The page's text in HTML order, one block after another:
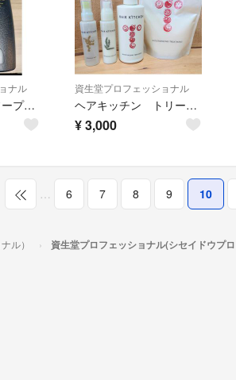
ナル
アピセラ ヘアソープ 2本セット シャンプー 資生堂 新品未使用
資生堂プロフェッショナル
ヘアキッチン トリートメント・ミスト・ミルクのセット
¥3,000
6 7 8 9 10
ル） 資生堂プロフェッショナル(シセイドウプ